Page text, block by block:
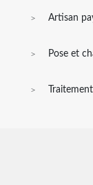
Artisan
Pose et